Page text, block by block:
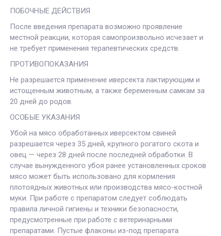
ПОБОЧНЫЕ ДЕЙСТВИЯ
После введения препарата возможно проявление
местной реакции, которая самопроизвольно исчезает и
не требует применения терапевтических средств.
ПРОТИВОПОКАЗАНИЯ
Не разрешается применение иверсекта лактирующим и
истощенным животным, а также беременным самкам за
20 дней до родов.
ОСОБЫЕ УКАЗАНИЯ
Убой на мясо обработанных иверсектом свиней
разрешается через 35 дней, крупного рогатого скота и
овец — через 28 дней после последней обработки. В
случае вынужденного убоя ранее установленных сроков
мясо может быть использовано для кормления
плотоядных животных или производства мясо-костной
муки. При работе с препаратом следует соблюдать
правила личной гигиены и техники безопасности,
предусмотренные при работе с ветеринарными
препаратами. Пустые флаконы из-под препарата